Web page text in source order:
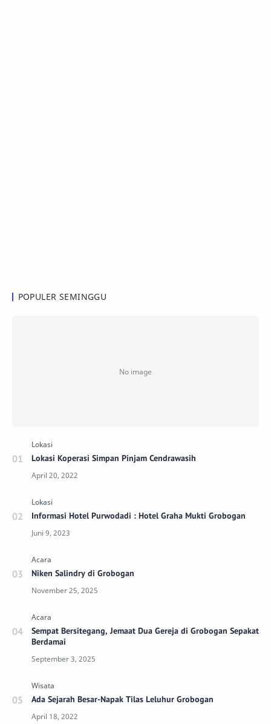
POPULER SEMINGGU
Lokasi Koperasi Simpan Pinjam Cendrawasih
Informasi Hotel Purwodadi : Hotel Graha Mukti Grobogan
Niken Salindry di Grobogan
Sempat Bersitegang, Jemaat Dua Gereja di Grobogan Sepakat
Berdamai
Ada Sejarah Besar-Napak Tilas Leluhur Grobogan